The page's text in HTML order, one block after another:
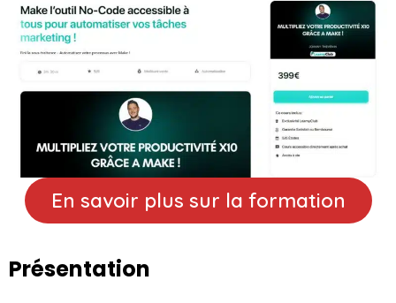
En savoir plus sur la formation
Présentation